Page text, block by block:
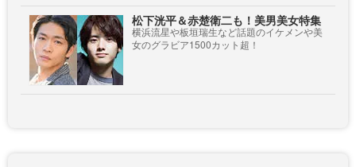
松下洸平＆赤楚衛二も！美男美女特集
横浜流星や板垣瑞生など話題のイケメンや美
女のグラビア1500カット超！